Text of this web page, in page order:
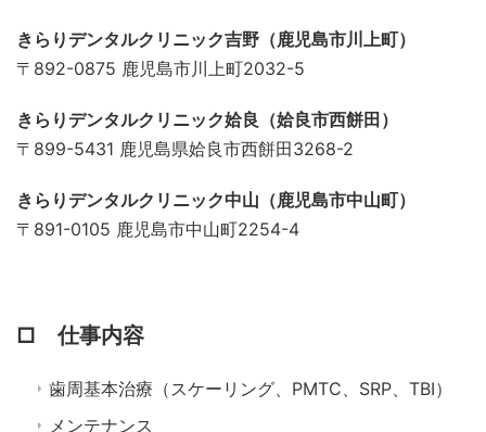
きらりデンタルクリニック吉野（鹿児島市川上町）
〒892-0875 鹿児島市川上町2032-5
きらりデンタルクリニック姶良（姶良市西餅田）
〒899-5431 鹿児島県姶良市西餅田3268-2
きらりデンタルクリニック中山（鹿児島市中山町）
〒891-0105 鹿児島市中山町2254-4
□ 仕事内容
歯周基本治療（スケーリング、PMTC、SRP、TBI）
メンテナンス